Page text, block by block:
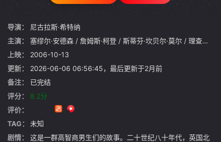
导演：
尼古拉斯·希特纳
主演：
塞缪尔·安德森 / 詹姆斯·柯登 / 斯蒂芬·坎贝尔·莫尔 / 理查德·格雷弗斯
上映：
2006-10-13
更新：
2026-06-06 06:56:45，最后更新于2月前
备注：
已完结
评分：
8.2分
评价：
TAG：
未知
剧情：
这是一群高智商男生们的故事。二十世纪八十年代，英国北